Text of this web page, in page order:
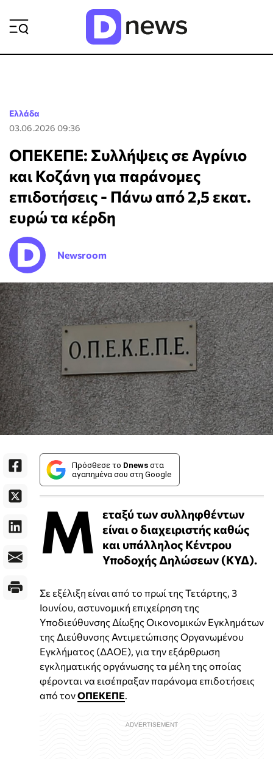
Ελλάδα
03.06.2026 09:36
ΟΠΕΚΕΠΕ: Συλλήψεις σε Αγρίνιο
και Κοζάνη για παράνομες
επιδοτήσεις - Πάνω από 2,5 εκατ.
ευρώ τα κέρδη
Newsroom
Πρόσθεσε το Dnews στα
αγαπημένα σου στη Google
Μ
εταξύ των συλληφθέντων
είναι ο διαχειριστής καθώς
και υπάλληλος Κέντρου
Υποδοχής Δηλώσεων (ΚΥΔ).
Σε εξέλιξη είναι από το πρωί της Τετάρτης, 3
Ιουνίου, αστυνομική επιχείρηση της
Υποδιεύθυνσης Δίωξης Οικονομικών Εγκλημάτων
της Διεύθυνσης Αντιμετώπισης Οργανωμένου
Εγκλήματος (ΔΑΟΕ), για την εξάρθρωση
εγκληματικής οργάνωσης τα μέλη της οποίας
φέρονται να εισέπραξαν παράνομα επιδοτήσεις
από τονΟΠΕΚΕΠΕ.